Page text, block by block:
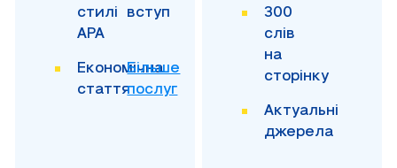
стилі
APA
вступ
Економічна
стаття
Більше
послуг
300
слів
на
сторінку
Актуальні
джерела